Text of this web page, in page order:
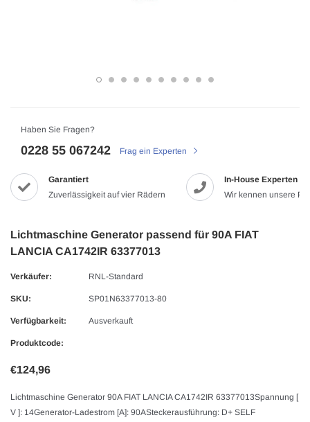
Haben Sie Fragen?
0228 55 067242 Frag ein Experten
Garantiert
Zuverlässigkeit auf vier Rädern
In-House Experten
Wir kennen unsere
Lichtmaschine Generator passend für 90A FIAT
LANCIA CA1742IR 63377013
Verkäufer: RNL-Standard
SKU: SP01N63377013-80
Verfügbarkeit: Ausverkauft
Produktcode:
€124,96
Lichtmaschine Generator 90A FIAT LANCIA CA1742IR 63377013Spannung [
V ]: 14Generator-Ladestrom [A]: 90ASteckerausführung: D+ SELF